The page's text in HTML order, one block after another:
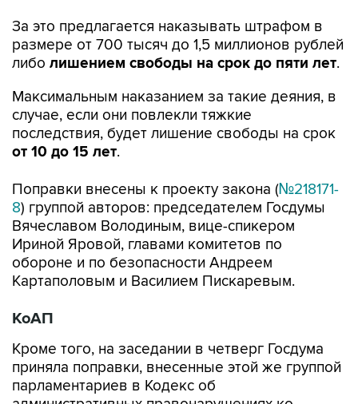
либолишением свободы на срок до пяти лет
Максимальным наказанием за такие деяния, в
последствия, будет лишение свободы на срок
от 10 до 15 лет.
Поправки внесены к проекту закона (
Вячеславом Володиным, вице-спикером
Ириной Яровой, главами комитетов по
обороне и по безопасности Андреем
Картаполовым и Василием Пискаревым.
КоАП
Кроме того, на заседании в четверг Госдума
парламентариев в Кодекс об
административных правонарушениях ко
второму чтению проекта закона